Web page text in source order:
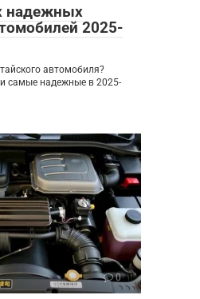
надежных
2025-
автомобиля?
самые надежные в 2025-
0